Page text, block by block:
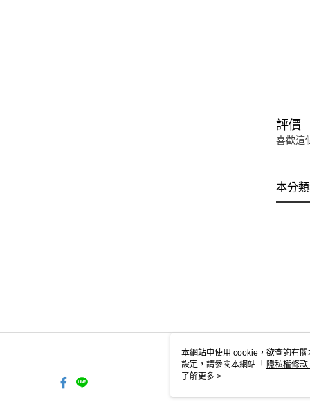
評價
喜歡這
本分
本網站中使用 cookie，欲查詢有
設定，請參閱本網站「 隱私權條款
使用 cookie。
了解更多 >